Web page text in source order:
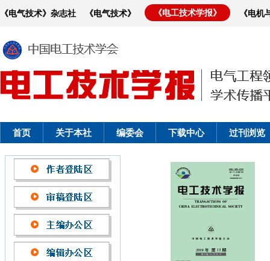
《电气技术》杂志社 《电气技术》 《电工技术学报》 《电
首页 关于本社 编委会 下载中心 过刊浏览